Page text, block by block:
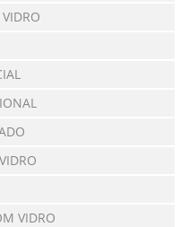
VIDRO